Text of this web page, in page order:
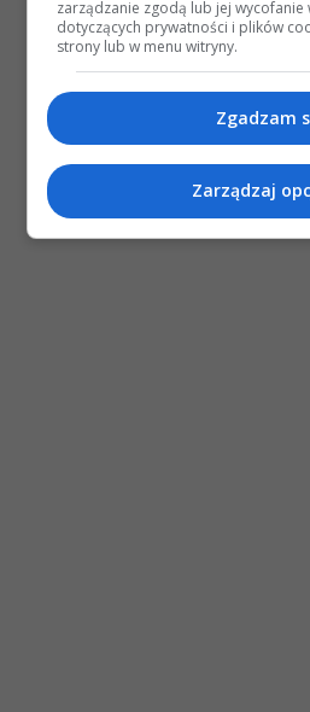
zarządzanie zgodą lub jej wycofanie
dotyczących prywatności i plików
strony lub w menu witryny.
Zgadzam
Zarządzaj